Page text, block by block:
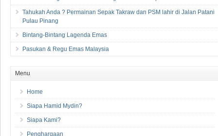
Tahukah Anda ? Permainan Sepak Takraw dan PSM lahir di Jalan Patani
Pulau Pinang
Bintang-Bintang Lagenda Emas
Pasukan & Regu Emas Malaysia
Menu
Home
Siapa Hamid Mydin?
Siapa Kami?
Penghargaan